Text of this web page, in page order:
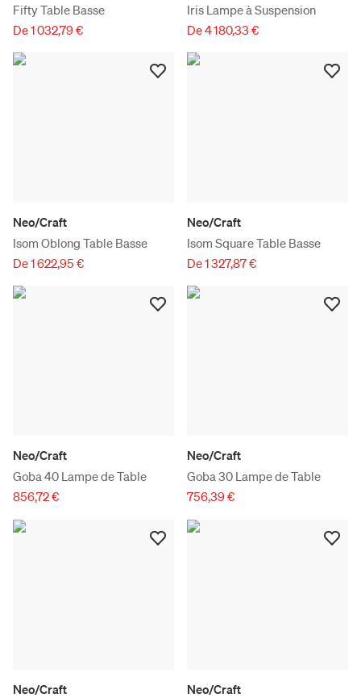
Fifty Table Basse
De 1 032,79 €
Iris Lampe à Suspension
De 4 180,33 €
Neo/Craft
Isom Oblong Table Basse
De 1 622,95 €
Neo/Craft
Isom Square Table Basse
De 1 327,87 €
Neo/Craft
Goba 40 Lampe de Table
856,72 €
Neo/Craft
Goba 30 Lampe de Table
756,39 €
Neo/Craft
Neo/Craft